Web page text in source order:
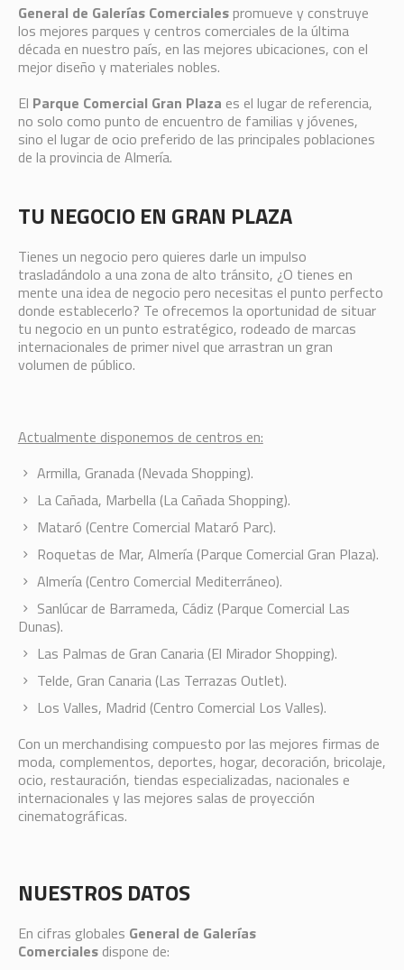
General de Galerías Comercialespromueve y construye
los mejores parques y centros comerciales de la última
década en nuestro país, en las mejores ubicaciones, con el
mejor diseño y materiales nobles.
El Parque Comercial Gran Plaza es el lugar de referencia,
no solo como punto de encuentro de familias y jóvenes,
sino el lugar de ocio preferido de las principales poblaciones
de la provincia de Almería.
TU NEGOCIO EN GRAN PLAZA
Tienes un negocio pero quieres darle un impulso
trasladándolo a una zona de alto tránsito, ¿O tienes en
mente una idea de negocio pero necesitas el punto perfecto
donde establecerlo? Te ofrecemos la oportunidad de situar
tu negocio en un punto estratégico, rodeado de marcas
internacionales de primer nivel que arrastran un gran
volumen de público.
Actualmente disponemos de centros en:
Armilla, Granada (Nevada Shopping).
La Cañada, Marbella (La Cañada Shopping).
Mataró (Centre Comercial Mataró Parc).
Roquetas de Mar, Almería (Parque Comercial Gran Plaza).
Almería (Centro Comercial Mediterráneo).
Sanlúcar de Barrameda, Cádiz (Parque Comercial Las
Dunas).
Las Palmas de Gran Canaria (El Mirador Shopping).
Telde, Gran Canaria (Las Terrazas Outlet).
Los Valles, Madrid (Centro Comercial Los Valles).
Con un merchandising compuesto por las mejores firmas de
moda, complementos, deportes, hogar, decoración, bricolaje,
ocio, restauración, tiendas especializadas, nacionales e
internacionales y las mejores salas de proyección
cinematográficas.
NUESTROS DATOS
En cifras globales General de Galerías
Comercialesdispone de: